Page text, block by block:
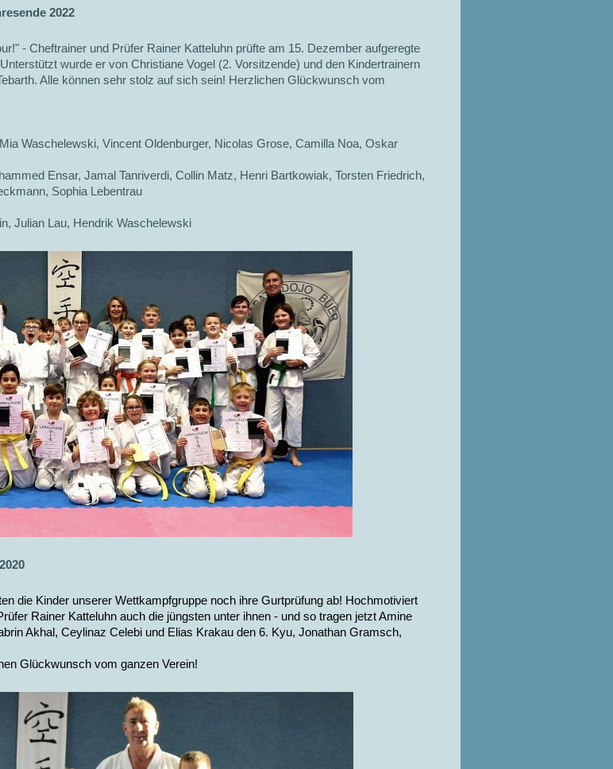
2022
- Cheftrainer und Prüfer Rainer Katteluhn prüfte am 15. Dezember aufgeregte
wurde er von Christiane Vogel (2. Vorsitzende) und den Kindertrainern
Alle können sehr stolz auf sich sein! Herzlichen Glückwunsch vom
Waschelewski, Vincent Oldenburger, Nicolas Grose, Camilla Noa, Oskar
Ensar, Jamal Tanriverdi, Collin Matz, Henri Bartkowiak, Torsten Friedrich,
Sophia Lebentrau
Julian Lau, Hendrik Waschelewski
die Kinder unserer Wettkampfgruppe noch ihre Gurtprüfung ab! Hochmotiviert
Rainer Katteluhn auch die jüngsten unter ihnen - und so tragen jetzt Amine
Akhal, Ceylinaz Celebi und Elias Krakau den 6. Kyu, Jonathan Gramsch,
Glückwunsch vom ganzen Verein!